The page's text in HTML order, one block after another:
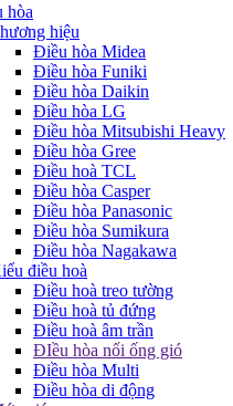
hòa
hiệu
Điều hòa Midea
Điều hòa Funiki
Điều hòa Daikin
Điều hòa LG
Điều hòa Mitsubishi Heavy
Điều hòa Gree
Điều hoà TCL
Điều hòa Casper
Điều hòa Panasonic
Điều hòa Sumikura
Điều hòa Nagakawa
điều hoà
Điều hoà treo tường
Điều hoà tủ đứng
Điều hoà âm trần
ĐIều hòa nối ống gió
Điều hòa Multi
Điều hòa di động